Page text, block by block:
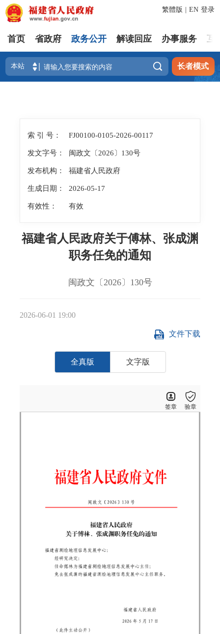
登录
繁體版 EN
首页 省政府 政务公开 解读回应 办事服务 互
 长者模式
索 引 号： FJ00100-0105-2026-00117
发文字号： 闽政文〔2026〕130号
发布机构： 福建省人民政府
生成日期： 2026-05-17
有效性： 有效
福建省人民政府关于傅林、张成渊
职务任免的通知
闽政文〔2026〕130号
2026-06-01 19:00
全真版 文字版
文件下载